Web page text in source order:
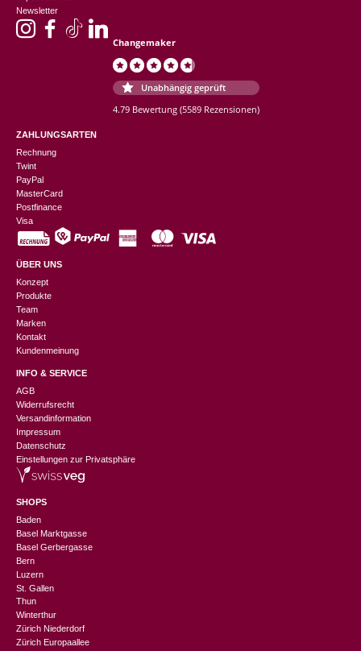
Newsletter
Changemaker
Unabhängig geprüft
4.79 Bewertung (5589 Rezensionen)
ZAHLUNGSARTEN
Rechnung
Twint
PayPal
MasterCard
Postfinance
Visa
ÜBER UNS
Konzept
Produkte
Team
Marken
Kontakt
Kundenmeinung
INFO & SERVICE
AGB
Widerrufsrecht
Versandinformation
Impressum
Datenschutz
Einstellungen zur Privatsphäre
SHOPS
Baden
Basel Marktgasse
Basel Gerbergasse
Bern
Luzern
St. Gallen
Thun
Winterthur
Zürich Niederdorf
Zürich Europaallee